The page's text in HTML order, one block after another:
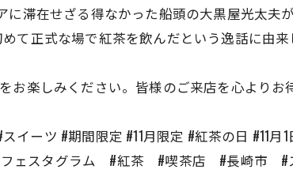
滞在せざる得なかった船頭の大黒屋光太夫
て正式な場で紅茶を飲んだという逸話に由
お楽しみください。皆様のご来店を心より
イーツ #期間限定 #11月限定 #紅茶の日 #11
カフェスタグラム #紅茶 #喫茶店 #長崎市